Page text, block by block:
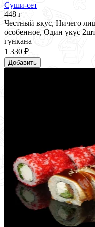
Суши-сет
448 г
Честный вкус, Ничего
особенное, Один укус
гункана
1 330 ₽
Добавить